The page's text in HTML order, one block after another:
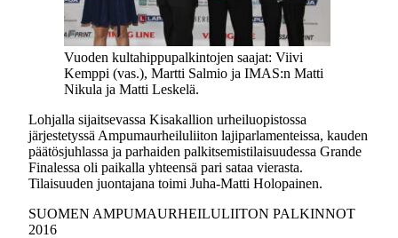
Vuoden kultahippupalkintojen saajat: Viivi
Kemppi (vas.), Martti Salmio ja IMAS:n Matti
Nikula ja Matti Leskelä.
Lohjalla sijaitsevassa Kisakallion urheiluopistossa
järjestetyssä Ampumaurheiluliiton lajiparlamenteissa, kauden
päätösjuhlassa ja parhaiden palkitsemistilaisuudessa Grande
Finalessa oli paikalla yhteensä pari sataa vierasta.
Tilaisuuden juontajana toimi Juha-Matti Holopainen.
SUOMEN AMPUMAURHEILULIITON PALKINNOT
2016